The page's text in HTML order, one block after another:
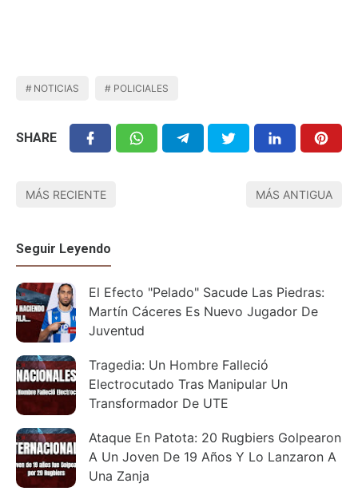
NOTICIAS POLICIALES
SHARE
MÁS RECIENTE MÁS ANTIGUA
Seguir Leyendo
El Efecto "Pelado" Sacude Las Piedras:
Martín Cáceres Es Nuevo Jugador De
Juventud
Tragedia: Un Hombre Falleció
Electrocutado Tras Manipular Un
Transformador De UTE
Ataque En Patota: 20 Rugbiers Golpearon
A Un Joven De 19 Años Y Lo Lanzaron A
Una Zanja